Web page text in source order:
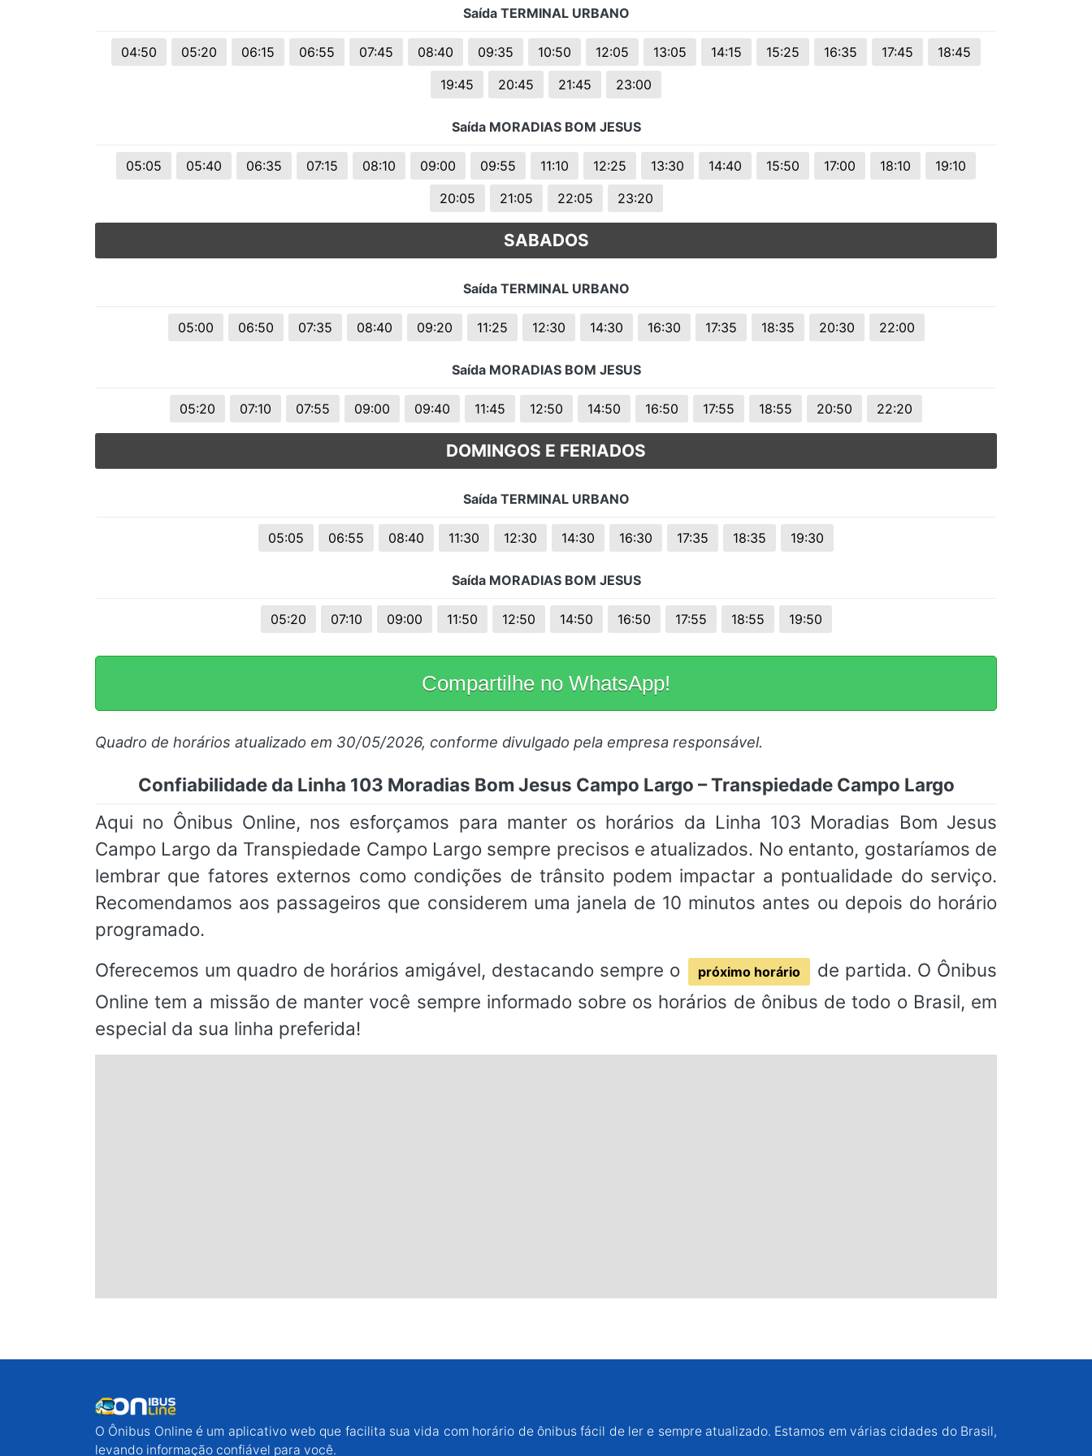
Saída TERMINAL URBANO
04:50 05:20 06:15 06:55 07:45 08:40 09:35 10:50 12:05 13:05 14:15 15:25 16:35 17:45
18:45
19:45
20:45 21:45 23:00
Saída MORADIAS BOM JESUS
05:05 05:40 06:35 07:15 08:10 09:00 09:55 11:10 12:25 13:30 14:40 15:50 17:00 18:10
19:10
20:05
21:05 22:05 23:20
SABADOS
Saída TERMINAL URBANO
05:00 06:50 07:35 08:40 09:20 11:25 12:30 14:30 16:30 17:35 18:35 20:30 22:00
Saída MORADIAS BOM JESUS
05:20 07:10 07:55 09:00 09:40 11:45 12:50 14:50 16:50 17:55 18:55 20:50 22:20
DOMINGOS E FERIADOS
Saída TERMINAL URBANO
05:05 06:55 08:40 11:30 12:30 14:30 16:30 17:35 18:35 19:30
Saída MORADIAS BOM JESUS
05:20 07:10 09:00 11:50 12:50 14:50 16:50 17:55 18:55 19:50
Compartilhe no WhatsApp!
Quadro de horários atualizado em 30/05/2026, conforme divulgado pela empresa responsável.
Confiabilidade da Linha 103 Moradias Bom Jesus Campo Largo – Transpiedade Campo Largo
Aqui no Ônibus Online, nos esforçamos para manter os horários da Linha 103 Moradias Bom Jesus
Campo Largo da Transpiedade Campo Largo sempre precisos e atualizados. No entanto, gostaríamos de
lembrar que fatores externos como condições de trânsito podem impactar a pontualidade do serviço.
Recomendamos aos passageiros que considerem uma janela de 10 minutos antes ou depois do horário
programado.
Oferecemos um quadro de horários amigável, destacando sempre o
próximo horário
de partida. O Ônibus
Online tem a missão de manter você sempre informado sobre os horários de ônibus de todo o Brasil, em
especial da sua linha preferida!
O Ônibus Online é um aplicativo web que facilita sua vida com horário de ônibus fácil de ler e sempre atualizado. Estamos em várias cidades do Brasil,
levando informação confiável para você.